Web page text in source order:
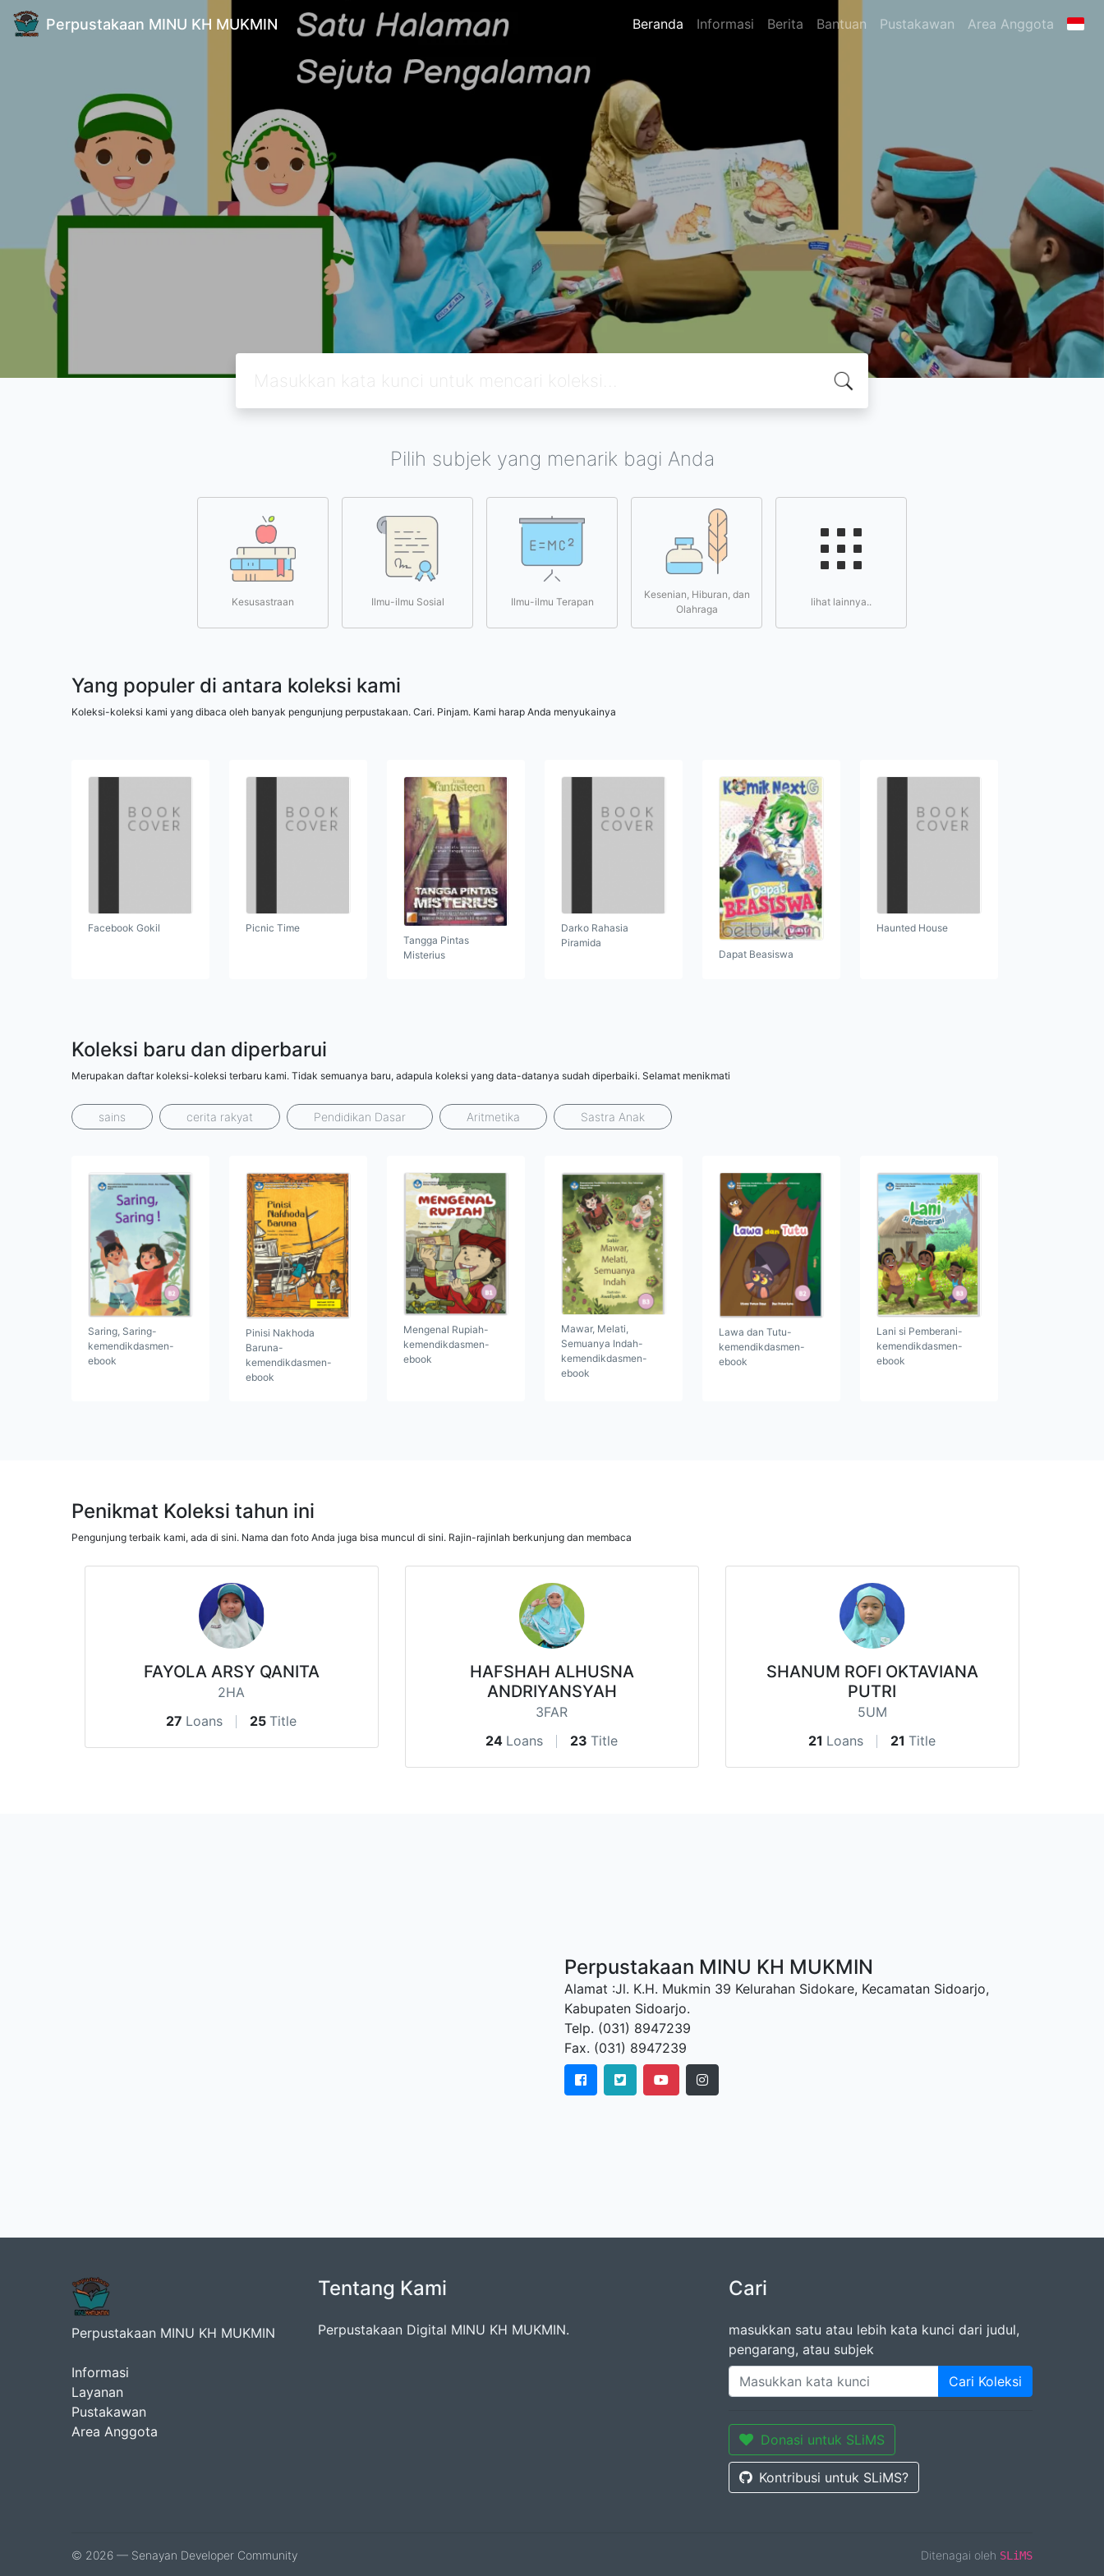
Perpustakaan MINU KH MUKMIN Beranda Informasi Berita Bantuan Pustakawan Area Anggota
Pilih subjek yang menarik bagi Anda
Kesusastraan Ilmu-ilmu Sosial Ilmu-ilmu Terapan
Kesenian, Hiburan, dan
Olahraga
lihat lainnya..
Yang populer di antara koleksi kami
Koleksi-koleksi kami yang dibaca oleh banyak pengunjung perpustakaan. Cari. Pinjam. Kami harap Anda menyukainya
Facebook Gokil
Picnic Time
Tangga Pintas
Misterius
Darko Rahasia
Piramida
Dapat Beasiswa
Haunted House
Koleksi baru dan diperbarui
Merupakan daftar koleksi-koleksi terbaru kami. Tidak semuanya baru, adapula koleksi yang data-datanya sudah diperbaiki. Selamat menikmati
sains cerita rakyat Pendidikan Dasar Aritmetika Sastra Anak
Saring, Saring-
kemendikdasmen-
ebook
Pinisi Nakhoda
Baruna-
kemendikdasmen-
ebook
Mengenal Rupiah-
kemendikdasmen-
ebook
Mawar, Melati,
Semuanya Indah-
kemendikdasmen-
ebook
Lawa dan Tutu-
kemendikdasmen-
ebook
Lani si Pemberani-
kemendikdasmen-
ebook
Penikmat Koleksi tahun ini
Pengunjung terbaik kami, ada di sini. Nama dan foto Anda juga bisa muncul di sini. Rajin-rajinlah berkunjung dan membaca
FAYOLA ARSY QANITA
2HA
27 Loans 25 Title
HAFSHAH ALHUSNA
ANDRIYANSYAH
3FAR
24 Loans 23 Title
SHANUM ROFI OKTAVIANA
PUTRI
5UM
21 Loans 21 Title
Perpustakaan MINU KH MUKMIN
Alamat :Jl. K.H. Mukmin 39 Kelurahan Sidokare, Kecamatan Sidoarjo,
Kabupaten Sidoarjo.
Telp. (031) 8947239
Fax. (031) 8947239
Perpustakaan MINU KH MUKMIN
Informasi
Layanan
Pustakawan
Area Anggota
Tentang Kami
Perpustakaan Digital MINU KH MUKMIN.
Cari
masukkan satu atau lebih kata kunci dari judul,
pengarang, atau subjek
Cari Koleksi
Donasi untuk SLiMS
Kontribusi untuk SLiMS?
© 2026 — Senayan Developer Community Ditenagai oleh SLiMS